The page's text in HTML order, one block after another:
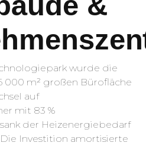
wurde die
000 m² großen Bürofläche
auf
mit 83 %
der Heizenergiebedarf
Investition amortisierte